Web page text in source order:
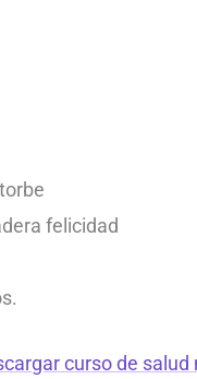
felicidad
curso de salud